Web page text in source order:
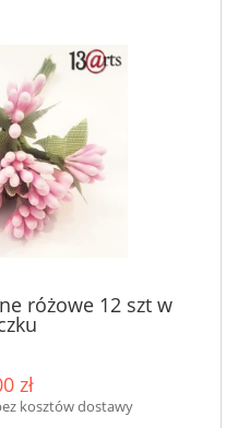
różowe 12 szt w
zł
kosztów dostawy